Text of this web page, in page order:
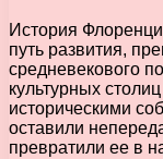
История
путь развития,
средневекового
культурных
историческими
оставили
превратили ее в